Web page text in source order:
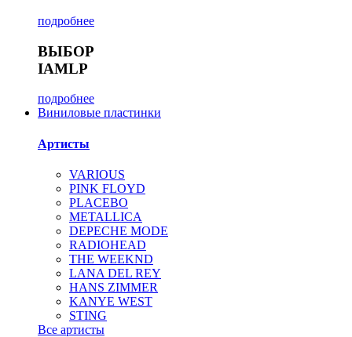
подробнее
ВЫБОР
IAMLP
подробнее
Виниловые пластинки
Артисты
VARIOUS
PINK FLOYD
PLACEBO
METALLICA
DEPECHE MODE
RADIOHEAD
THE WEEKND
LANA DEL REY
HANS ZIMMER
KANYE WEST
STING
Все артисты